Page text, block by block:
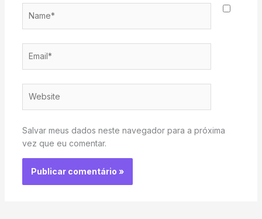
Salvar meus dados neste navegador para a próxima
vez que eu comentar.